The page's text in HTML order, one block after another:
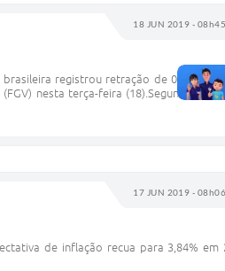
18 JUN 2019 - 08h45
registrou retração de 0,1% em
nesta terça-feira (18).Segundo o
17 JUN 2019 - 08h06
de inflação recua para 3,84% em